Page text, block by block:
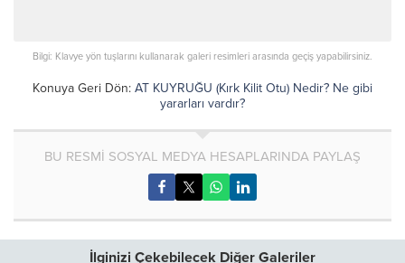
Bilgi: Klavye yön tuşlarını kullanarak galeri resimleri arasında geçiş yapabilirsiniz.
Konuya Geri Dön: AT KUYRUĞU (Kırk Kilit Otu) Nedir? Ne gibi
yararları vardır?
BU RESMİ SOSYAL MEDYA HESAPLARINDA PAYLAŞ
İlginizi Çekebilecek Diğer Galeriler